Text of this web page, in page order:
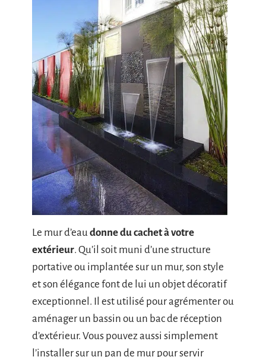
Le mur d’eaudonne du cachet à votre
extérieur. Qu’il soit muni d’une structure
portative ou implantée sur un mur, son style
et son élégance font de lui un objet décoratif
exceptionnel. Il est utilisé pour agrémenter ou
aménager un bassin ou un bac de réception
d’extérieur. Vous pouvez aussi simplement
l’installer sur un pan de mur pour servir